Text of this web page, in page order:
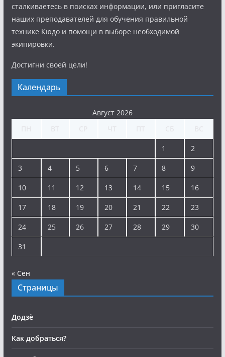
сталкиваетесь в поисках информации, или пригласите
наших преподавателей для обучения правильной
технике Кюдо и помощи в выборе необходимой
экипировки.
Достигни своей цели!
Календарь
Август 2026
1 2
3 4 5 6 7 8 9
10 11 12 13 14 15 16
17 18 19 20 21 22 23
24 25 26 27 28 29 30
31
« Сен
Страницы
Додзё
Как добраться?